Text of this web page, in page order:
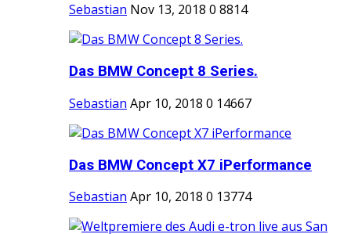
Sebastian Nov 13, 2018 0 8814
Das BMW Concept 8 Series.
Sebastian Apr 10, 2018 0 14667
Das BMW Concept X7 iPerformance
Sebastian Apr 10, 2018 0 13774